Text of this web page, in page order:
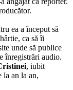
ea a început să
ca să îi
unde să publice
înregistrări audio.
, iubit
la an la an,